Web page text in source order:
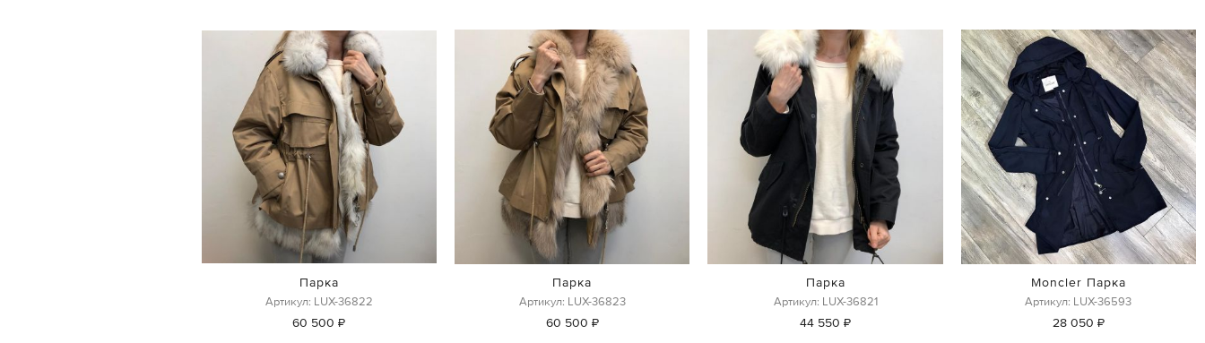
Парка
Артикул: LUX-36822
60 500 ₽
Парка
Артикул: LUX-36823
60 500 ₽
Парка
Артикул: LUX-36821
44 550 ₽
Moncler Парка
Артикул: LUX-36593
28 050 ₽